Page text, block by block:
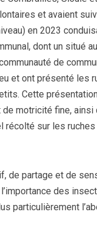
et avaient
en 2023
dont un situé
de
et ont présenté les
Cette
de motricité fine, ainsi
récolté sur les ruches
de partage et de
des
particulièrement